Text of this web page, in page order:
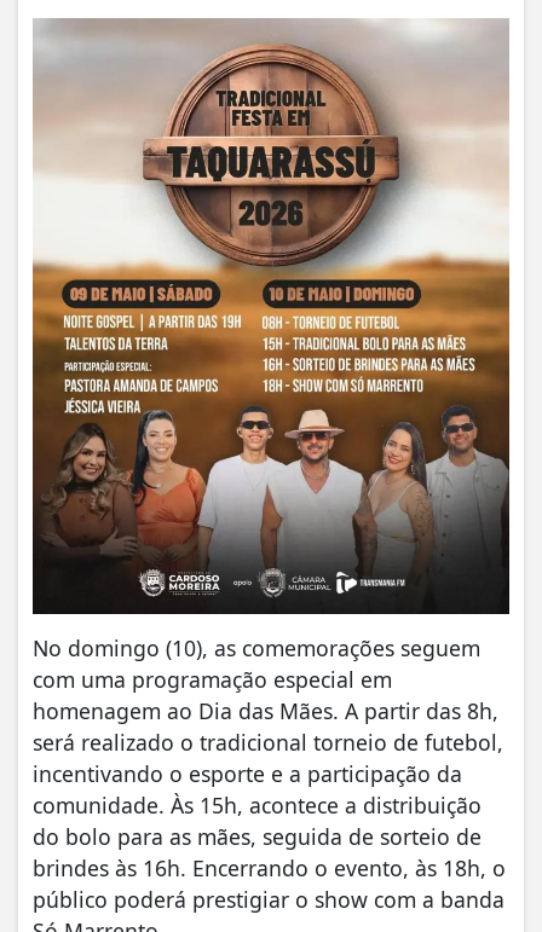
No domingo (10), as comemorações seguem
com uma programação especial em
homenagem ao Dia das Mães. A partir das 8h,
será realizado o tradicional torneio de futebol,
incentivando o esporte e a participação da
comunidade. Às 15h, acontece a distribuição
do bolo para as mães, seguida de sorteio de
brindes às 16h. Encerrando o evento, às 18h, o
público poderá prestigiar o show com a banda